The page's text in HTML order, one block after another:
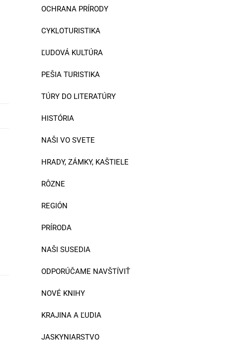
OCHRANA PRÍRODY
CYKLOTURISTIKA
ĽUDOVÁ KULTÚRA
PEŠIA TURISTIKA
TÚRY DO LITERATÚRY
HISTÓRIA
NAŠI VO SVETE
HRADY, ZÁMKY, KAŠTIELE
RÔZNE
REGIÓN
PRÍRODA
NAŠI SUSEDIA
ODPORÚČAME NAVŠTÍVIŤ
NOVÉ KNIHY
KRAJINA A ĽUDIA
JASKYNIARSTVO